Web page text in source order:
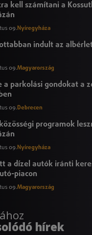
kell számítani a
09.Nyíregyháza
indult az
09.Magyarország
a parkolási gondokat a
09.Debrecen
programok
09.Nyíregyháza
a dízel autók iránti
piacon
09.Magyarország
hírek